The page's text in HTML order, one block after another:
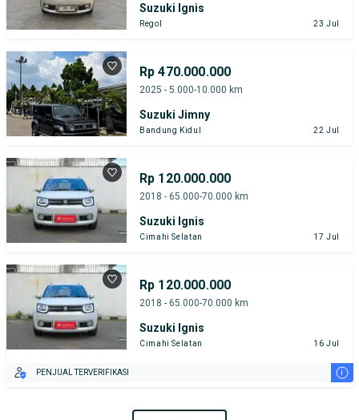
Suzuki Ignis
Regol 23 Jul
Rp 470.000.000
2025 - 5.000-10.000 km
Suzuki Jimny
Bandung Kidul 22 Jul
Rp 120.000.000
2018 - 65.000-70.000 km
Suzuki Ignis
Cimahi Selatan 17 Jul
Rp 120.000.000
2018 - 65.000-70.000 km
Suzuki Ignis
Cimahi Selatan 16 Jul
PENJUAL TERVERIFIKASI i